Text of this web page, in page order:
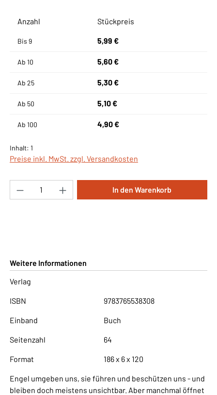
Anzahl Stückpreis
Bis 9 5,99 €
Ab 10 5,60 €
Ab 25 5,30 €
Ab 50 5,10 €
Ab 100 4,90 €
Inhalt: 1
Preise inkl. MwSt. zzgl. Versandkosten
Produkt Anzahl: Gib den gewünschten
In den Warenkorb
Weitere Informationen
Verlag
ISBN 9783765538308
Einband Buch
Seitenzahl 64
Format 186 x 6 x 120
Engel umgeben uns, sie führen und beschützen uns - und
bleiben doch meistens unsichtbar. Aber manchmal öffnet